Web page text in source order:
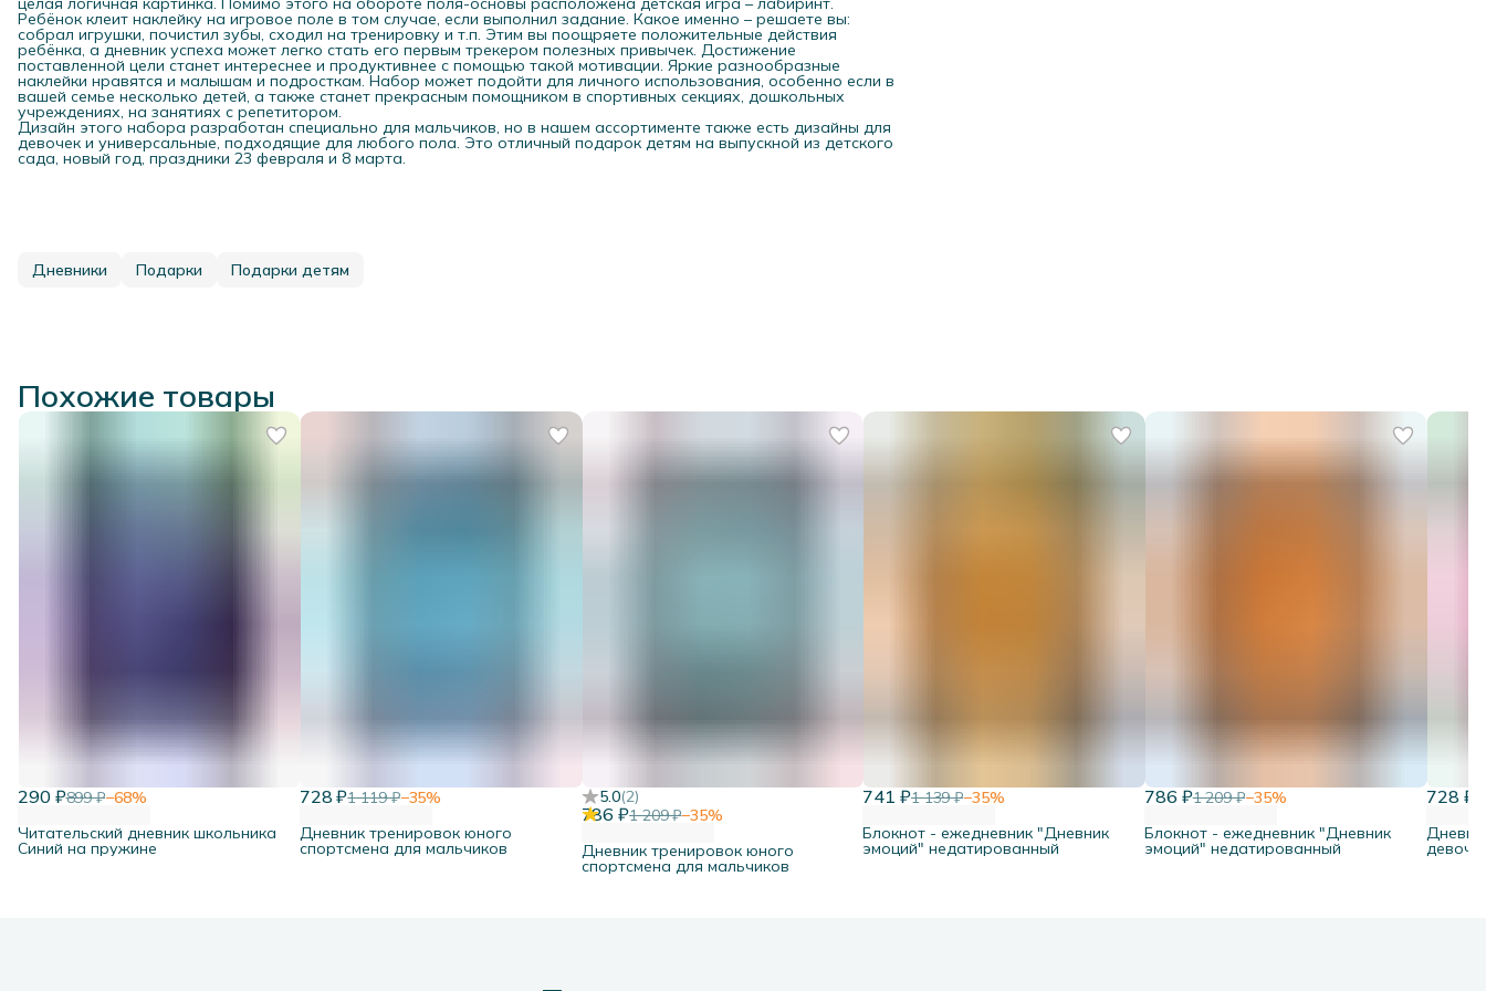
Ребёнок клеит наклейку на игровое поле в том случае, если выполнил задание. Какое именно – решаете вы:
собрал игрушки, почистил зубы, сходил на тренировку и т.п. Этим вы поощряете положительные действия
ребёнка, а дневник успеха может легко стать его первым трекером полезных привычек. Достижение
поставленной цели станет интереснее и продуктивнее с помощью такой мотивации. Яркие разнообразные
наклейки нравятся и малышам и подросткам. Набор может подойти для личного использования, особенно если в
вашей семье несколько детей, а также станет прекрасным помощником в спортивных секциях, дошкольных
учреждениях, на занятиях с репетитором.
Дизайн этого набора разработан специально для мальчиков, но в нашем ассортименте также есть дизайны для
девочек и универсальные, подходящие для любого пола. Это отличный подарок детям на выпускной из детского
сада, новый год, праздники 23 февраля и 8 марта.
Дневники Подарки Подарки детям
Похожие товары
290 ₽899 ₽−68%
Читательский дневник школьника
Синий на пружине
728 ₽1 119 ₽−35%
Дневник тренировок юного
спортсмена для мальчиков
5.0(2)
786 ₽1 209 ₽−35%
Дневник тренировок юного
спортсмена для мальчиков
741 ₽1 139 ₽−35%
Блокнот - ежедневник "Дневник
эмоций" недатированный
786 ₽1 209 ₽−35%
Блокнот - ежедневник "Дневник
эмоций" недатированный
728 ₽